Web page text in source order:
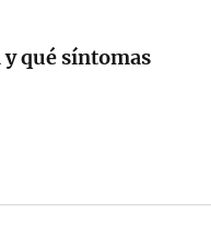
y qué síntomas